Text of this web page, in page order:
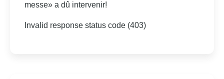
messe» a dû intervenir!
Invalid response status code (403)